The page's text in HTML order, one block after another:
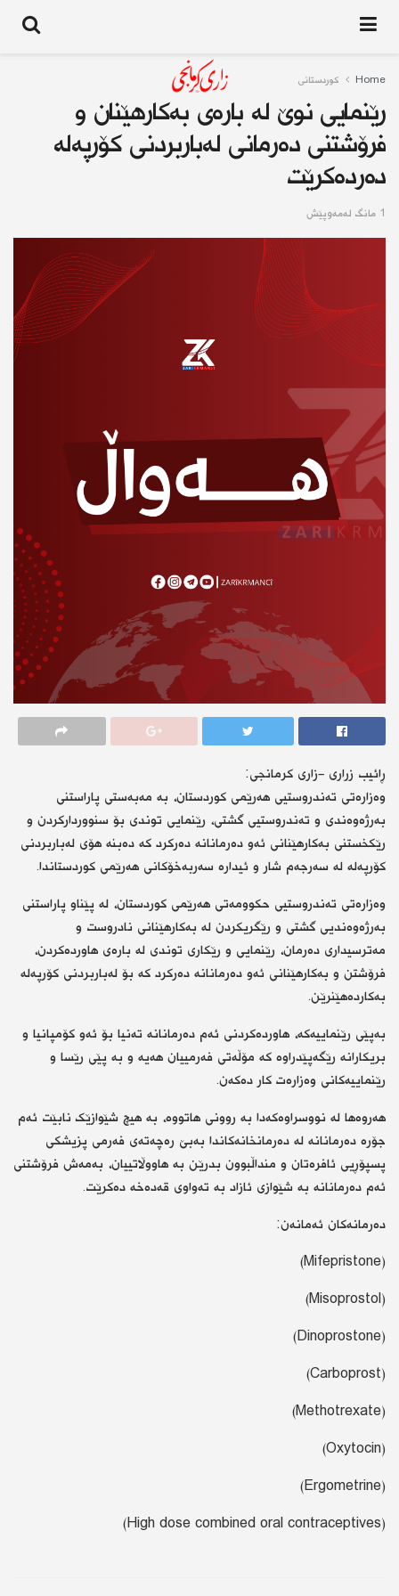
Home کوردستانى
رێنمایی نوێ لە بارەی بەکارهێنان و
فرۆشتنی دەرمانی لەباربردنی کۆرپەلە
دەردەکرێت
1 مانگ له‌مه‌وپێش
ڕائیب زراری -زاری كرمانجی:
وەزارەتی تەندروستیی هەرێمی کوردستان، بە مەبەستی پاراستنی
بەرژەوەندی و تەندروستیی گشتی، رێنمایی توندی بۆ سنووردارکردن و
رێکخستنی بەکارهێنانی ئەو دەرمانانە دەرکرد کە دەبنە هۆی لەباربردنی
کۆرپەلە لە سەرجەم شار و ئیدارە سەربەخۆکانی هەرێمی کوردستاندا.
وەزارەتی تەندروستیی حکوومەتی هەرێمی کوردستان، لە پێناو پاراستنی
بەرژەوەندیی گشتی و رێگریکردن لە بەکارهێنانی نادروست و
مەترسیداری دەرمان، رێنمایی و رێکاری توندی لە بارەی هاوردەکردن،
فرۆشتن و بەکارهێنانی ئەو دەرمانانە دەرکرد کە بۆ لەباربردنی کۆرپەلە
بەکاردەهێنرێن.
بەپێی رێنماییەکە، هاوردەکردنی ئەم دەرمانانە تەنیا بۆ ئەو کۆمپانیا و
بریکارانە رێگەپێدراوە کە مۆڵەتی فەرمییان هەیە و بە پێی رێسا و
رێنماییەکانی وەزارەت کار دەکەن.
هەروەها لە نووسراوەکەدا بە روونی هاتووە، بە هیچ شێوازێک نابێت ئەم
جۆرە دەرمانانە لە دەرمانخانەکاندا بەبێ رەچەتەی فەرمی پزیشکی
پسپۆڕیی ئافرەتان و منداڵبوون بدرێن بە هاووڵاتییان، بەمەش فرۆشتنی
ئەم دەرمانانە بە شێوازی ئازاد بە تەواوی قەدەخە دەکرێت.
دەرمانەکان ئەمانەن:
(Mifepristone)
(Misoprostol)
(Dinoprostone)
(Carboprost)
(Methotrexate)
(Oxytocin)
(Ergometrine)
(High dose combined oral contraceptives)